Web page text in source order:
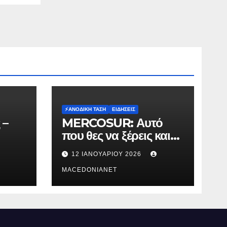
⚡️ΑΝΟΔΙΚΉ ΤΆΣΗ ΕΙΔΉΣΕΙΣ
MERCOSUR: Αυτό
που θες να ξέρεις και
δεν σου λένε.
12 ΙΑΝΟΥΑΡΊΟΥ 2026
MACEDONIANET